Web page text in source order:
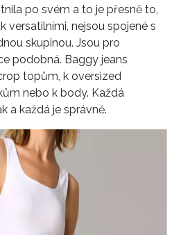
po svém a to je přesně to,
versatilními, nejsou spojené s
skupinou. Jsou pro
podobná. Baggy jeans
topům, k oversized
nebo k body. Každá
a každá je správně.